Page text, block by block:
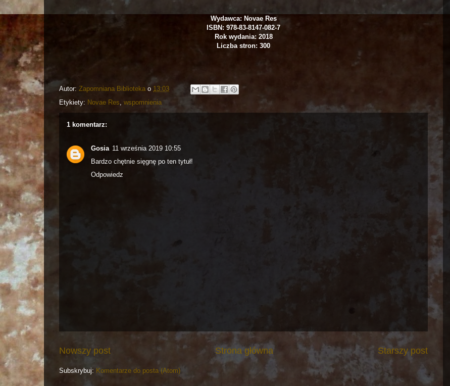
Wydawca: Novae Res
ISBN: 978-83-8147-082-7
Rok wydania: 2018
Liczba stron: 300
Autor: Zapomniana Biblioteka o 13:03
Etykiety: Novae Res, wspomnienia
1 komentarz:
Gosia 11 września 2019 10:55
Bardzo chętnie sięgnę po ten tytuł!
Odpowiedz
Nowszy post Starszy post
Strona główna
Subskrybuj: Komentarze do posta (Atom)